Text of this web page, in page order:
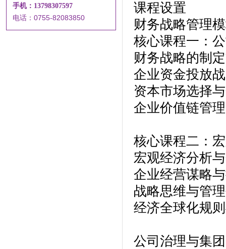
手机：13798307597
电话：0755-82083850
课程设置
财务战略管理
核心课程一：
财务战略的制
企业资金投放
资本市场选择
企业价值链管理
核心课程二：
宏观经济分析
企业经营谋略
战略思维与管
经济全球化规
公司治理与集